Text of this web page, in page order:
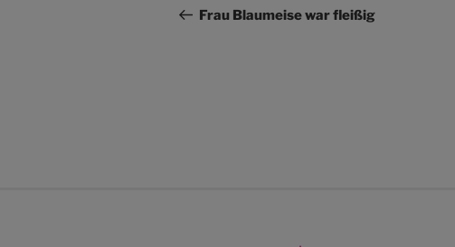
Beitrag
Frau Blaumeise war fleißig